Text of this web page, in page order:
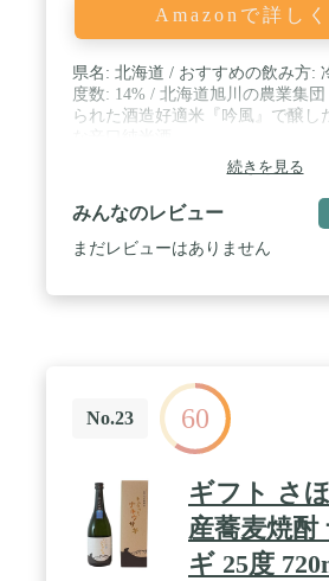
Amazonで詳し
県名: 北海道 / おすすめの飲み方:
度数: 14% / 北海道旭川の農業集
られた酒造好適米『吟風』で醸し
続きを見る
みんなのレビュー
まだレビューはありません
No.23 60
ギフト さ
産蕎麦焼酎
ギ 25度